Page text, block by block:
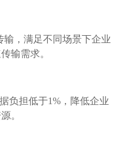
，满足不同场景下企业
输需求。
负担低于1%，降低企业
。